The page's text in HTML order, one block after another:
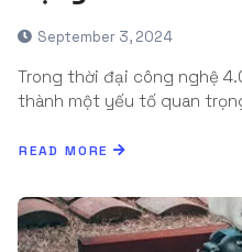
September 3, 2024
Trong thời đại công nghệ
thành một yếu tố quan
READ MORE